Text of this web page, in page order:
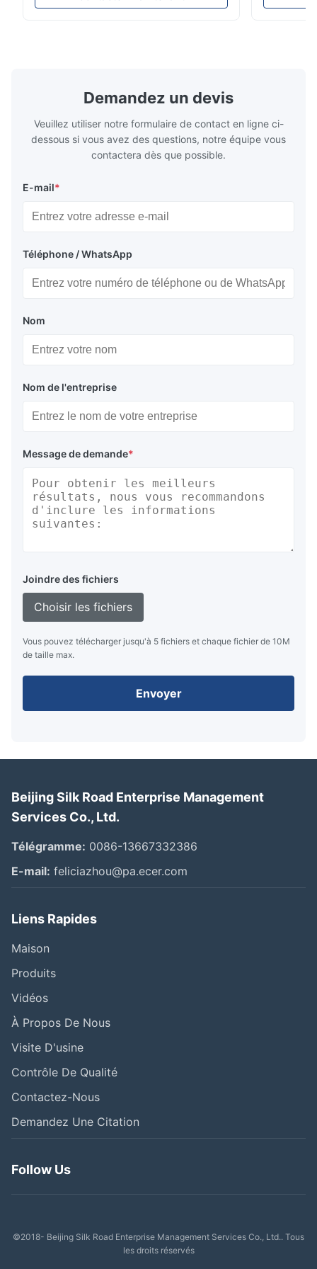
examiner le matériel avec le lustre (0-
de produit
Demandez un devis
Veuillez utiliser notre formulaire de contact en ligne ci-
dessous si vous avez des questions, notre équipe vous
contactera dès que possible.
E-mail*
Téléphone / WhatsApp
Nom
Nom de l'entreprise
Message de demande*
Joindre des fichiers
Choisir les fichiers
Vous pouvez télécharger jusqu'à 5 fichiers et chaque fichier de 10M
de taille max.
Envoyer
Beijing Silk Road Enterprise Management
Services Co., Ltd.
Télégramme: 0086-13667332386
E-mail: feliciazhou@pa.ecer.com
Liens Rapides
Maison
Produits
Vidéos
À Propos De Nous
Visite D'usine
Contrôle De Qualité
Contactez-Nous
Demandez Une Citation
Follow Us
©2018- Beijing Silk Road Enterprise Management Services Co., Ltd.. Tous
les droits réservés